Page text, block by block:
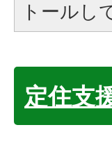
トールし
定住支